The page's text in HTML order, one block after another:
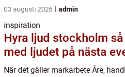
03 augusti 2026 admin
inspiration
Hyra ljud stockholm så lyckas du
med ljudet på nästa
När det gäller markarbete Åre,